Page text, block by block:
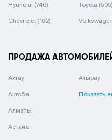
Hyundai (746) Toyota (505)
Chevrolet (162)
ПРОДАЖА
Актау
Актобе
Алматы
Астана
Атырау
Показать